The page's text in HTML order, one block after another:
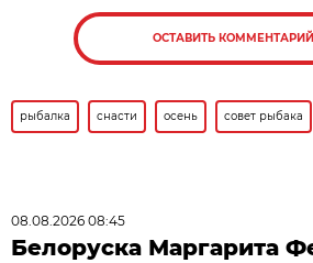
ОСТАВИТЬ
рыбалка снасти осень совет рыбака
08.08.2026 08:45
Белоруска Маргарита